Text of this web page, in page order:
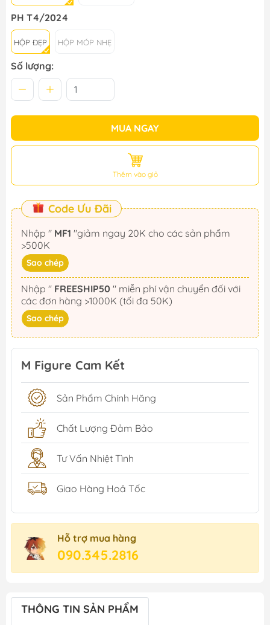
PH T4/2024
HỘP ĐẸP HỘP MÓP NHẸ
Số lượng:
MUA NGAY
Thêm vào giỏ
Code Ưu Đãi
Nhập " MF1
>500K
Sao chép
Nhập " FREESHIP50
các đơn hàng >1000K (tối đa 50K)
Sao chép
M Figure Cam Kết
Sản Phẩm Chính Hãng
Chất Lượng Đảm Bảo
Tư Vấn Nhiệt Tình
Giao Hàng Hoả Tốc
Hỗ trợ mua hàng
090.345.2816
THÔNG TIN SẢN PHẨM